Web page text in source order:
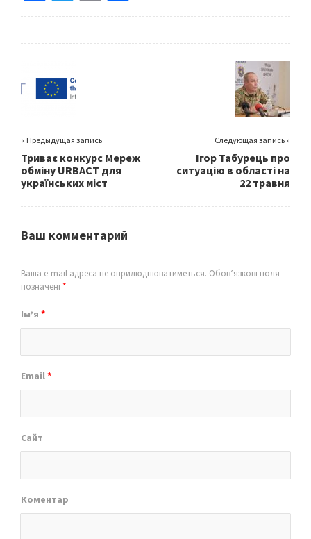
ce
o
k
wi m h
« Предыдущая запись
Триває конкурс Мереж
обміну URBACT для
українських міст
Следующая запись »
Ігор Табурець про
ситуацію в області на
22 травня
Ваш комментарий
Ваша e-mail адреса не оприлюднюватиметься. Обов’язкові поля
позначені *
Ім’я *
Email*
Сайт
Коментар